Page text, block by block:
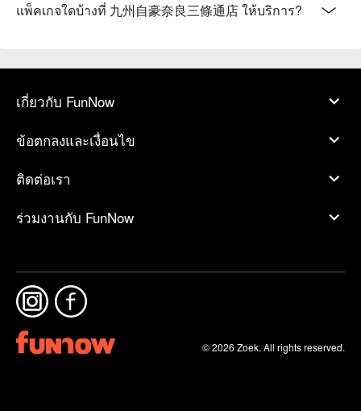
แพ็คเกจใดบ้างที่ 九州自豪奈良三條通店 ให้บริการ?
เกี่ยวกับ FunNow
ข้อตกลงและเงื่อนไข
ติดต่อเรา
ร่วมงานกับ FunNow
© 2026 Zoek. All rights reserved.